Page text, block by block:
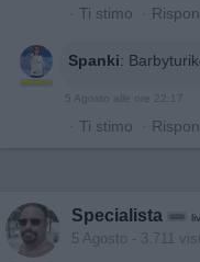
· Ti stimo ·
Spanki:
5 Agosto alle ore 22:17
· Ti stimo ·
Specialista
5 Agosto - 3.711